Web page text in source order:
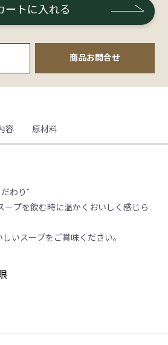
ートに入れる
商品お問合せ
容 原材料
わり”
プを飲む時に温かくおいしく感じら
いスープをご賞味ください。